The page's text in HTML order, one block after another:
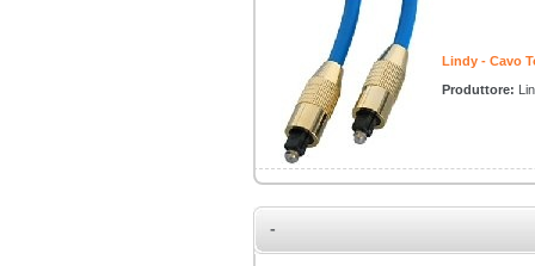
Lindy - Cavo
Produttore:
-